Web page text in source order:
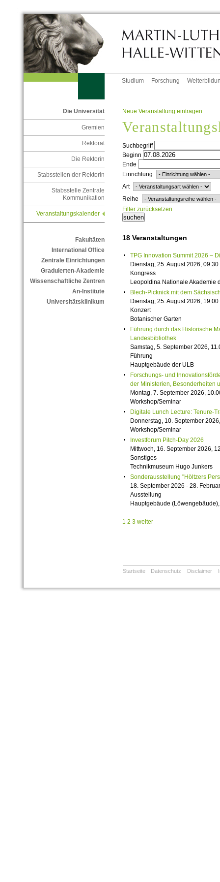
Studium Forschung
Die Universität
Gremien
Rektorat
Die Rektorin
Stabsstellen der Rektorin
Stabsstelle Zentrale
Kommunikation
Veranstaltungskalender
Fakultäten
International Office
Zentrale Einrichtungen
Graduierten-Akademie
Wissenschaftliche Zentren
An-Institute
Universitätsklinikum
Neue Veranstaltung eintragen
Suchbegriff
Beginn
Ende
Einrichtung
Art
Reihe
Filter zurücksetzen
18 Veranstaltungen
TPG Innovation Summit 2026 –
Dienstag, 25. August 2026,
Kongress
Leopoldina Nationale Akademie
Blech-Picknick mit dem
Dienstag, 25. August 2026,
Konzert
Botanischer Garten
Führung durch das Historische
Landesbibliothek
Samstag, 5. September 2026,
Führung
Hauptgebäude der ULB
Forschungs- und
der Ministerien, Besonderheiten
Montag, 7. September 2026,
Workshop/Seminar
Digitale Lunch Lecture: Tenure-
Donnerstag, 10. September
Workshop/Seminar
Investforum Pitch-Day 2026
Mittwoch, 16. September 2026,
Sonstiges
Technikmuseum Hugo Junkers
Sonderausstellung "Höltzers
18. September 2026 - 28.
Ausstellung
Hauptgebäude
1 2 3 weiter
Startseite Datenschutz Disclaimer